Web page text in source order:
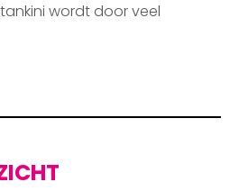
wordt door veel